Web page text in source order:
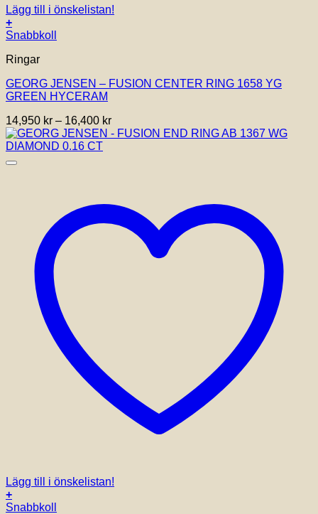
Lägg till i önskelistan!
+
Den
produkten
flera
varianter.
olika
alternativen
kan
väljas
Snabbkoll
Ringar
GEORG JENSEN – FUSION CENTER RING 1658 YG
GREEN HYCERAM
14,950 kr – 16,400 krPrisintervall:
14,950 kr
Lägg till i önskelistan!
+
Den
Snabbkoll